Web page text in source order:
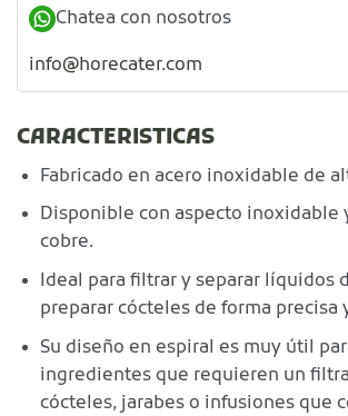
Chatea con nosotros
info@horecater.com
CARACTERISTICAS
Fabricado en acero inoxidable de
Disponible con aspecto inoxidable
cobre.
Ideal para filtrar y separar líquidos
preparar cócteles de forma precisa
Su diseño en espiral es muy útil
ingredientes que requieren un
cócteles, jarabes o infusiones que